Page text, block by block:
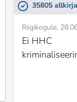
35805 allkirja
Riigikogule
Ei HHC